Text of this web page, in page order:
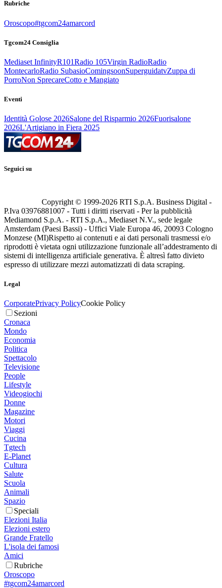
Rubriche
Oroscopo#tgcom24amarcord
Tgcom24 Consiglia
Mediaset InfinityR101Radio 105Virgin RadioRadio
MontecarloRadio SubasioComingsoonSuperguidatvZuppa di
PorroNon SprecareCotto e Mangiato
Eventi
Identità Golose 2026Salone del Risparmio 2026Fuorisalone
2026L'Artigiano in Fiera 2025
Seguici su
Copyright © 1999-2026 RTI S.p.A. Business Digital -
P.Iva 03976881007 - Tutti i diritti riservati - Per la pubblicità
Mediamond S.p.A. - RTI S.p.A., Mediaset N.V., sede legale
Amsterdam (Paesi Bassi) - Uffici Viale Europa 46, 20093 Cologno
Monzese (MI)Rispetto ai contenuti e ai dati personali trasmessi e/o
riprodotti è vietata ogni utilizzazione funzionale all’addestramento di
sistemi di intelligenza artificiale generativa. È altresì fatto divieto
espresso di utilizzare mezzi automatizzati di data scraping.
Legal
CorporatePrivacy PolicyCookie Policy
Sezioni
Cronaca
Mondo
Economia
Politica
Spettacolo
Televisione
People
Lifestyle
Videogiochi
Donne
Magazine
Motori
Viaggi
Cucina
Tgtech
E-Planet
Cultura
Salute
Scuola
Animali
Spazio
Speciali
Elezioni Italia
Elezioni estero
Grande Fratello
L'isola dei famosi
Amici
Rubriche
Oroscopo
#tgcom24amarcord